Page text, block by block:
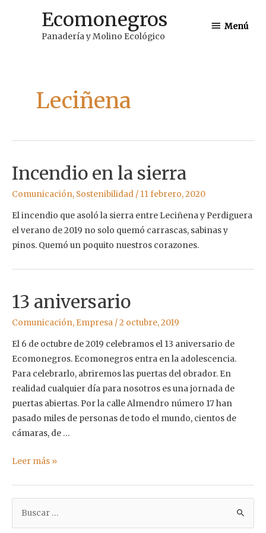
Ecomonegros
Panadería y Molino Ecológico
Menú
Menú
Leciñena
Incendio en la sierra
Comunicación, Sostenibilidad / 11 febrero, 2020
El incendio que asoló la sierra entre Leciñena y Perdiguera
el verano de 2019 no solo quemó carrascas, sabinas y
pinos. Quemó un poquito nuestros corazones.
13 aniversario
Comunicación, Empresa /2 octubre, 2019
El 6 de octubre de 2019 celebramos el 13 aniversario de
Ecomonegros. Ecomonegros entra en la adolescencia.
Para celebrarlo, abriremos las puertas del obrador. En
realidad cualquier día para nosotros es una jornada de
puertas abiertas. Por la calle Almendro número 17 han
pasado miles de personas de todo el mundo, cientos de
cámaras, de …
13
Leer más »